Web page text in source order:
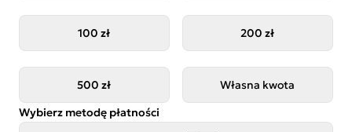
100 zł 200 zł
500 zł
Własna kwota
Wybierz metodę płatności